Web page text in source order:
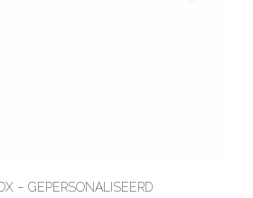
– GEPERSONALISEERD